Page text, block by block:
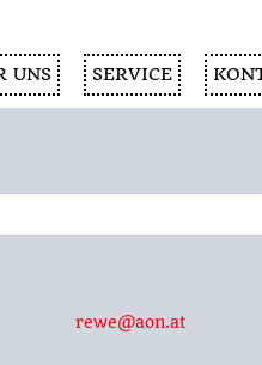
UNS SERVICE
rewe@aon.at